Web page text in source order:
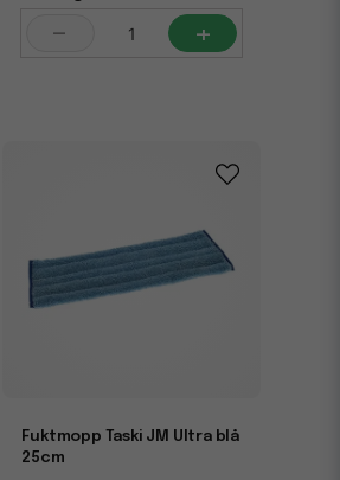
- +
Fuktmopp Taski JM Ultra blå
25cm